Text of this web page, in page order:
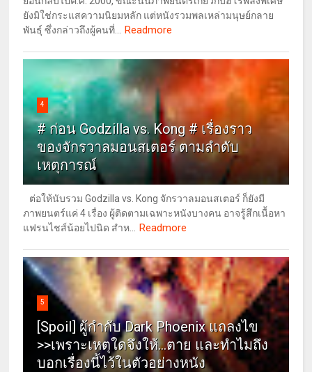
ยังมิใช่กระแสความนิยมหลัก แต่หนังรวมพลเหล่ามนุษย์กลาย
พันธุ์ ซึ่งกล่าวถึงผู้คนที่...
Readmore
4
# ก่อน Godzilla vs. Kong # เรื่องราว
ของจักรวาลมอนสเตอร์ ตามลำดับ
เหตุการณ์
ต่อให้นับรวม Godzilla vs. Kong จักรวาลมอนสเตอร์ ก็ยังมี
ภาพยนตร์แค่ 4 เรื่อง ผู้ติดตามเฉพาะหนังบางคน อาจรู้สึกเนื้อหา
แฟรนไชส์น้อยไปนิด สำห...
Readmore
5
[Spoil] ผู้กำกับ Dark Phoenix แถลงไข
>>เพราะเหตุใดจึงให้...ตาย และทำไมถึง
บอกเรื่องนี้ไว้ในตัวอย่างหนัง